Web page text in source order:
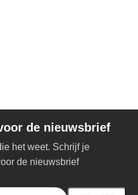
de nieuwsbrief
het weet. Schrijf je
de nieuwsbrief